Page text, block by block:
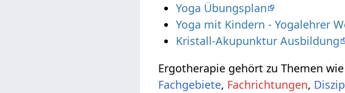
Yoga Übungsplan
Yoga mit Kindern - Yogalehrer
Kristall-Akupunktur Ausbildung
Ergotherapie gehört zu Themen wie
Fachgebiete, Fachrichtungen,